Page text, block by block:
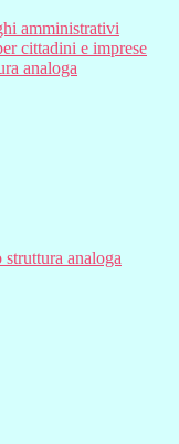
amministrativi
cittadini e imprese
analoga
analoga